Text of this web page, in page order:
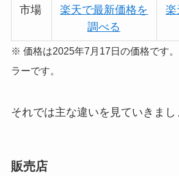
市場
楽天で最新価格を
調べる
楽
※ 価格は2025年7月17日の価格です
ラーです。
それでは主な違いを見ていきまし
販売店